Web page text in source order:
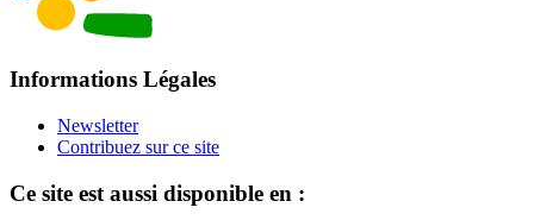
Informations Légales
Newsletter
Contribuez sur ce site
Ce site est aussi disponible en :